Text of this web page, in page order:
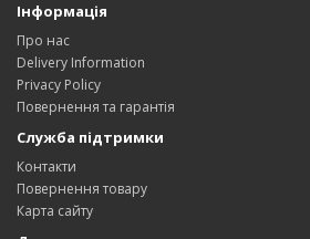
Інформація
Про нас
Delivery Information
Privacy Policy
Повернення та гарантія
Служба підтримки
Контакти
Повернення товару
Карта сайту